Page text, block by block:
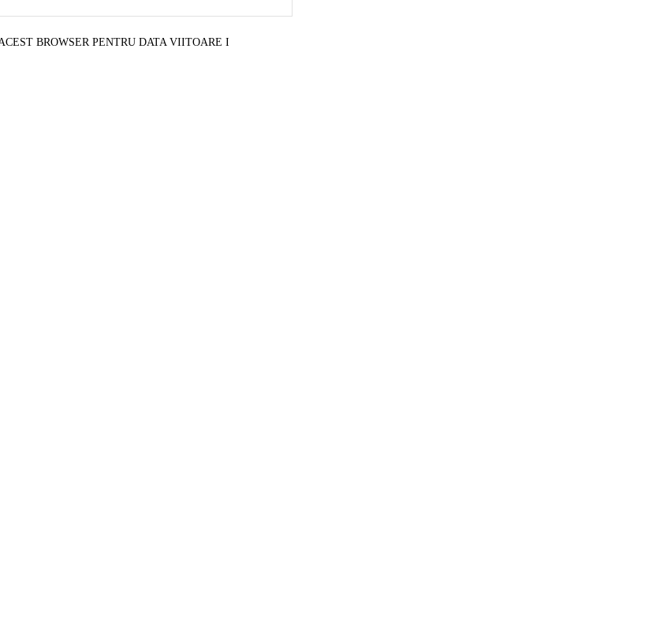
BROWSER PENTRU DATA VIITOARE I